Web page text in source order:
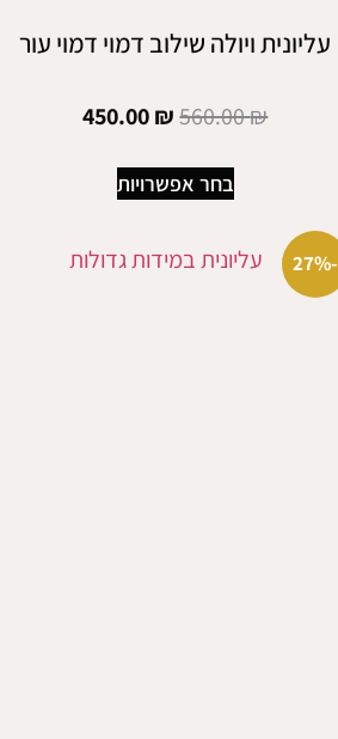
עליונית ויולה שילוב דמוי דמוי עור
560.00₪
450.00₪
בחר אפשרויות
-27%